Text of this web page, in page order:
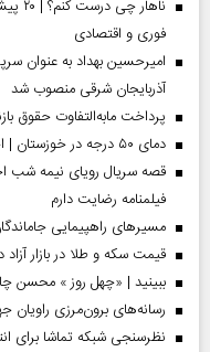
فوری و اقتصادی
امیرحسین بهداد به عنوان
آذربایجان شرقی منصوب شد
پرداخت مابه‌التفاوت حقوق
دمای ۵۰ درجه در خوزستان | احتمال بارش‌های سیل‌آسا در ۳ استان
قصه سریال رویای نیمه شب
فیلمنامه رضایت دارم
مسیر‌های راهپیمایی
قیمت سکه و طلا در بازار آزاد در ۱۰ مرداد
ببینید | «چهل روز » محسن
رسانه‌های برون‌مرزی راویان
نظرسنجی شبکه تماشا برای